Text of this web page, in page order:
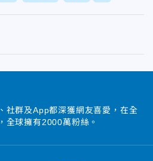
社群及App都深獲網友喜愛，在全
全球擁有2000萬粉絲。